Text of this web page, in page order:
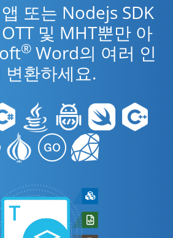
또는 Nodejs SDK
및 MHT뿐만 아
® Word의 여러 인
변환하세요.